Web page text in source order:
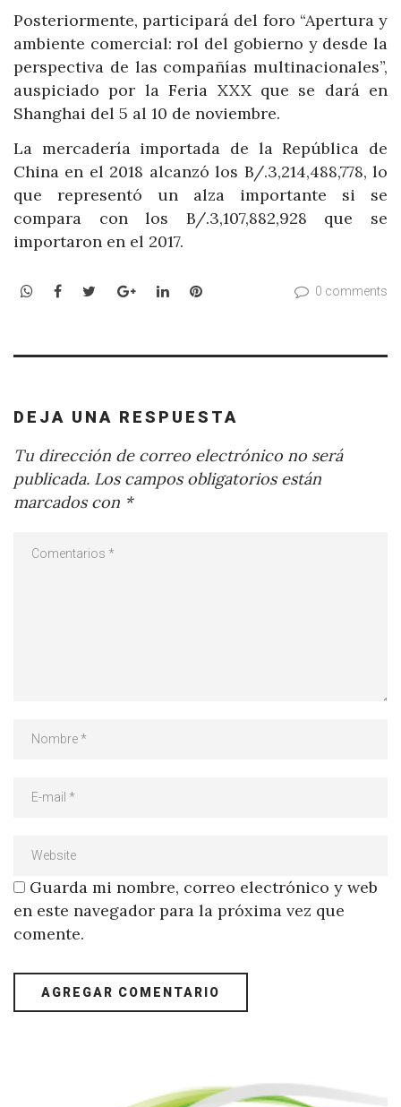
Posteriormente, participará del foro “Apertura y
ambiente comercial: rol del gobierno y desde la
perspectiva de las compañías multinacionales”,
auspiciado por la Feria XXX que se dará en
Shanghai del 5 al 10 de noviembre.
La mercadería importada de la República de
China en el 2018 alcanzó los B/.3,214,488,778, lo
que representó un alza importante si se
compara con los B/.3,107,882,928 que se
importaron en el 2017.
WhatsApp
Facebook
TwitterGoogle+LinkedInPinterest 0 comments
DEJA UNA RESPUESTA
Tu dirección de correo electrónico no será
publicada. Los campos obligatorios están
marcados con *
Guarda mi nombre, correo electrónico y web
en este navegador para la próxima vez que
comente.